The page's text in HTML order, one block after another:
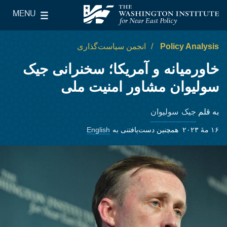
The Washington Institute for Near East Policy
MENU
Main Menu
Policy Analysis انجمن سیاست‌گذاری
خاورمیانه و آمریکا؛ سخنرانی جیک
سولیوان مشاور امنیت ملی
به قلم جیک سولیوان
۱۶ مهٔ ۲۰۲۳ همچنین دست‌یافتنی به English